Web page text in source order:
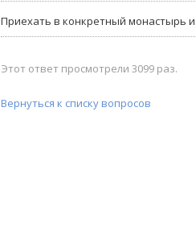
Приехать в конкретный монастырь
Этот ответ просмотрели 3099 раз.
Вернуться к списку вопросов